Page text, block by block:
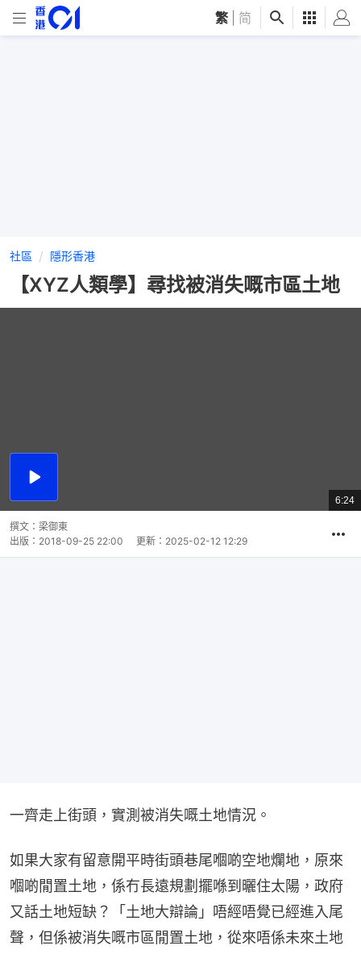
繁 简
社區 隱形香港
【XYZ人類學】尋找被消失嘅市區土地
播
總
共
6:24
撰文： 梁御東
出版： 2018-09-25 22:00 更新： 2025-02-12 12:29
一齊走上街頭，實測被消失嘅土地情況。
如果大家有留意開平時街頭巷尾嗰啲空地爛地，原來
嗰啲閒置土地，係冇長遠規劃擺喺到曬住太陽，政府
又話土地短缺？「土地大辯論」唔經唔覺已經進入尾
聲，但係被消失嘅市區閒置土地，從來唔係未來土地